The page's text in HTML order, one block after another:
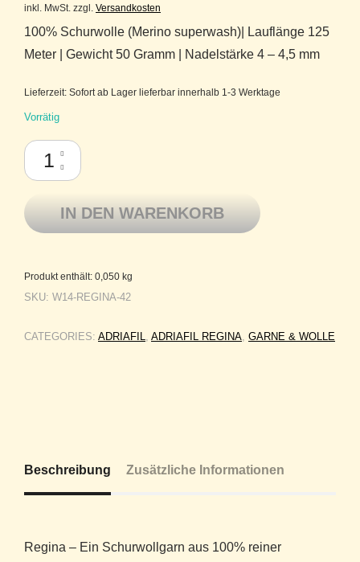
inkl. MwSt. zzgl. Versandkosten
100% Schurwolle (Merino superwash)| Lauflänge 125
Meter | Gewicht 50 Gramm | Nadelstärke 4 – 4,5 mm
Lieferzeit: Sofort ab Lager lieferbar innerhalb 1-3 Werktage
Vorrätig
Adriafil Regina Reine Merinowolle superwash 42 Baby Hellblau Menge
IN DEN WARENKORB
Produkt enthält: 0,050 kg
SKU: W14-REGINA-42
CATEGORIES: ADRIAFIL, ADRIAFIL REGINA, GARNE & WOLLE
Beschreibung Zusätzliche Informationen
Regina – Ein Schurwollgarn aus 100% reiner